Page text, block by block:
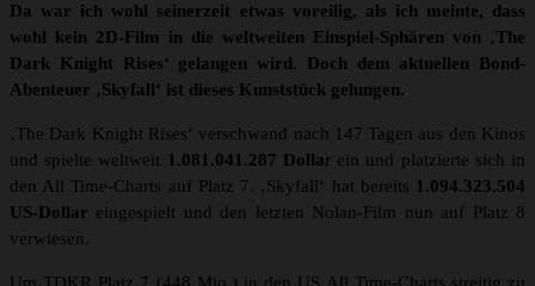
Da war ich wohl seinerzeit etwas voreilig, als ich meinte, dass
wohl kein 2D-Film in die weltweiten Einspiel-Sphären von ‚The
Dark Knight Rises‘ gelangen wird. Doch dem aktuellen Bond-
Abenteuer ‚Skyfall‘ ist dieses Kunststück gelungen.
‚The Dark Knight Rises‘ verschwand nach 147 Tagen aus den Kinos
und spielte weltweit 1.081.041.287 Dollar ein und platzierte sich in
den All Time-Charts auf Platz 7. ‚Skyfall‘ hat bereits 1.094.323.504
US-Dollar eingespielt und den letzten Nolan-Film nun auf Platz 8
verwiesen.